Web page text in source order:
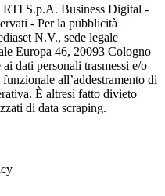
RTI S.p.A. Business Digital -
- Per la pubblicità
N.V., sede legale
Europa 46, 20093 Cologno
dati personali trasmessi e/o
all’addestramento di
È altresì fatto divieto
di data scraping.